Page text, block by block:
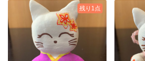
残り1点